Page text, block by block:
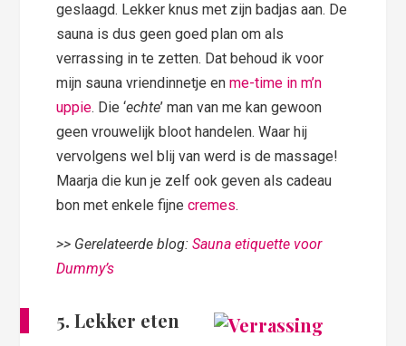
geslaagd. Lekker knus met zijn badjas aan. De
sauna is dus geen goed plan om als
verrassing in te zetten. Dat behoud ik voor
mijn sauna vriendinnetje enme-time in m’n
uppie. Die ‘echte’ man van me kan gewoon
geen vrouwelijk bloot handelen. Waar hij
vervolgens wel blij van werd is de massage!
Maarja die kun je zelf ook geven als cadeau
bon met enkele fijnecremes.
>> Gerelateerde blog:Sauna etiquette voor
Dummy’s
5. Lekker eten